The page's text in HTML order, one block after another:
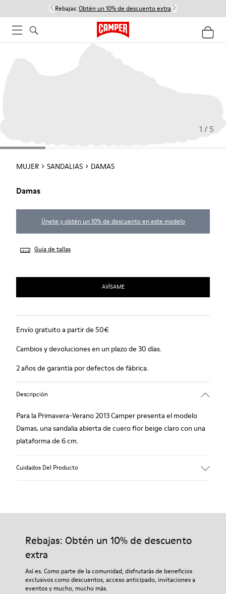
Rebajas: Obtén un 10% de descuento extra
1 / 5
MUJER SANDALIAS DAMAS
Damas
Únete y obtén un 10% de descuento en este modelo
Guía de tallas
AVÍSAME
Envío gratuito a partir de 50€
Cambios y devoluciones en un plazo de 30 días.
2 años de garantía por defectos de fábrica.
Descripción
Para la Primavera-Verano 2013 Camper presenta el modelo
Damas, una sandalia abierta de cuero flor beige claro con una
plataforma de 6 cm.
Cuidados Del Producto
Nuestros zapatos se han fabricado con materiales de primera
garantizará que duren más tiempo.
Si deseas obtener información detallada sobre cómo cuidar de
tu par, visita nuestraGuía para el cuidado del calzado.
Rebajas: Obtén un 10% de descuento
extra
Así es. Como parte de la comunidad, disfrutarás de beneficios
exclusivos como descuentos, acceso anticipado, invitaciones a
eventos y mucho, mucho más.